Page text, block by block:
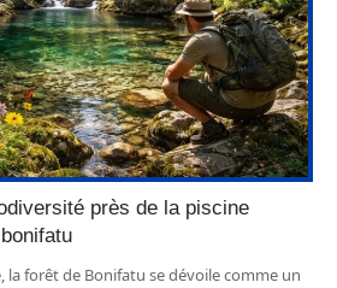
près de la piscine
la forêt de Bonifatu se dévoile comme un